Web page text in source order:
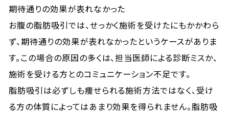
期待通りの効果が表れなかった
お腹の脂肪吸引では、せっかく施術を受けたにもかかわら
ず、期待通りの効果が表れなかったというケースがありま
す。この場合の原因の多くは、担当医師による診断ミスか、
施術を受ける方とのコミュニケーション不足です。
脂肪吸引は必ずしも痩せられる施術方法ではなく、受け
る方の体質によってはあまり効果を得られません。脂肪吸